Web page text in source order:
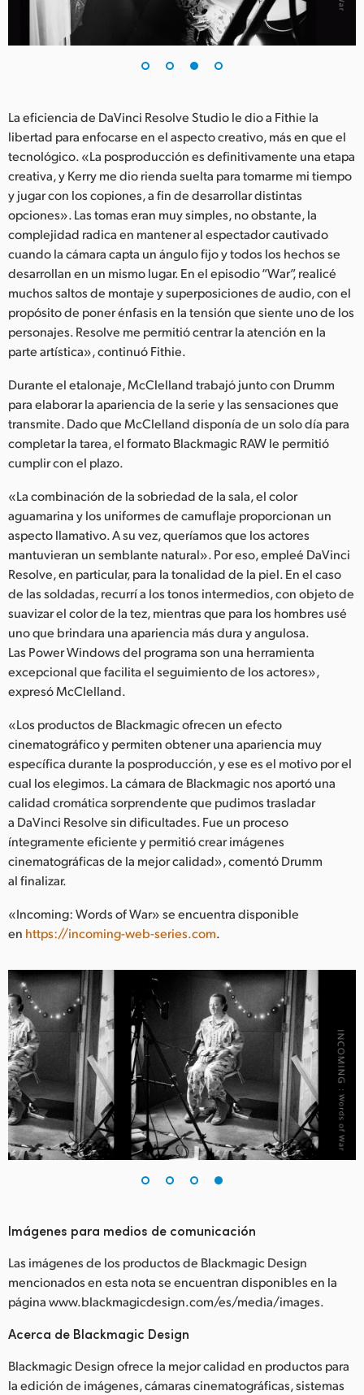
La eficiencia de DaVinci Resolve Studio le dio a Fithie la
libertad para enfocarse en el aspecto creativo, más en que el
tecnológico. «La posproducción es definitivamente una etapa
creativa, y Kerry me dio rienda suelta para tomarme mi tiempo
y jugar con los copiones, a fin de desarrollar distintas
opciones». Las tomas eran muy simples, no obstante, la
complejidad radica en mantener al espectador cautivado
cuando la cámara capta un ángulo fijo y todos los hechos se
desarrollan en un mismo lugar. En el episodio “War”, realicé
muchos saltos de montaje y superposiciones de audio, con el
propósito de poner énfasis en la tensión que siente uno de los
personajes. Resolve me permitió centrar la atención en la
parte artística», continuó Fithie.
Durante el etalonaje, McClelland trabajó junto con Drumm
para elaborar la apariencia de la serie y las sensaciones que
transmite. Dado que McClelland disponía de un solo día para
completar la tarea, el formato Blackmagic RAW le permitió
cumplir con el plazo.
«La combinación de la sobriedad de la sala, el color
aguamarina y los uniformes de camuflaje proporcionan un
aspecto llamativo. A su vez, queríamos que los actores
mantuvieran un semblante natural». Por eso, empleé DaVinci
Resolve, en particular, para la tonalidad de la piel. En el caso
de las soldadas, recurrí a los tonos intermedios, con objeto de
suavizar el color de la tez, mientras que para los hombres usé
uno que brindara una apariencia más dura y angulosa.
Las Power Windows del programa son una herramienta
excepcional que facilita el seguimiento de los actores»,
expresó McClelland.
«Los productos de Blackmagic ofrecen un efecto
cinematográfico y permiten obtener una apariencia muy
específica durante la posproducción, y ese es el motivo por el
cual los elegimos. La cámara de Blackmagic nos aportó una
calidad cromática sorprendente que pudimos trasladar
a DaVinci Resolve sin dificultades. Fue un proceso
íntegramente eficiente y permitió crear imágenes
cinematográficas de la mejor calidad», comentó Drumm
al finalizar.
«Incoming: Words of War» se encuentra disponible
en https://incoming-web-series.com.
Imágenes para medios de comunicación
Las imágenes de los productos de Blackmagic Design
mencionados en esta nota se encuentran disponibles en la
página www.blackmagicdesign.com/es/media/images.
Acerca de Blackmagic Design
Blackmagic Design ofrece la mejor calidad en productos para
la edición de imágenes, cámaras cinematográficas, sistemas